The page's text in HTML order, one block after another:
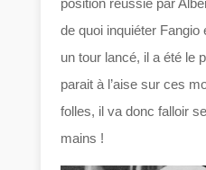
position réussie par
de quoi inquiéter
un tour lancé, il a été le
parait à l’aise sur ces
folles, il va donc falloir
mains !